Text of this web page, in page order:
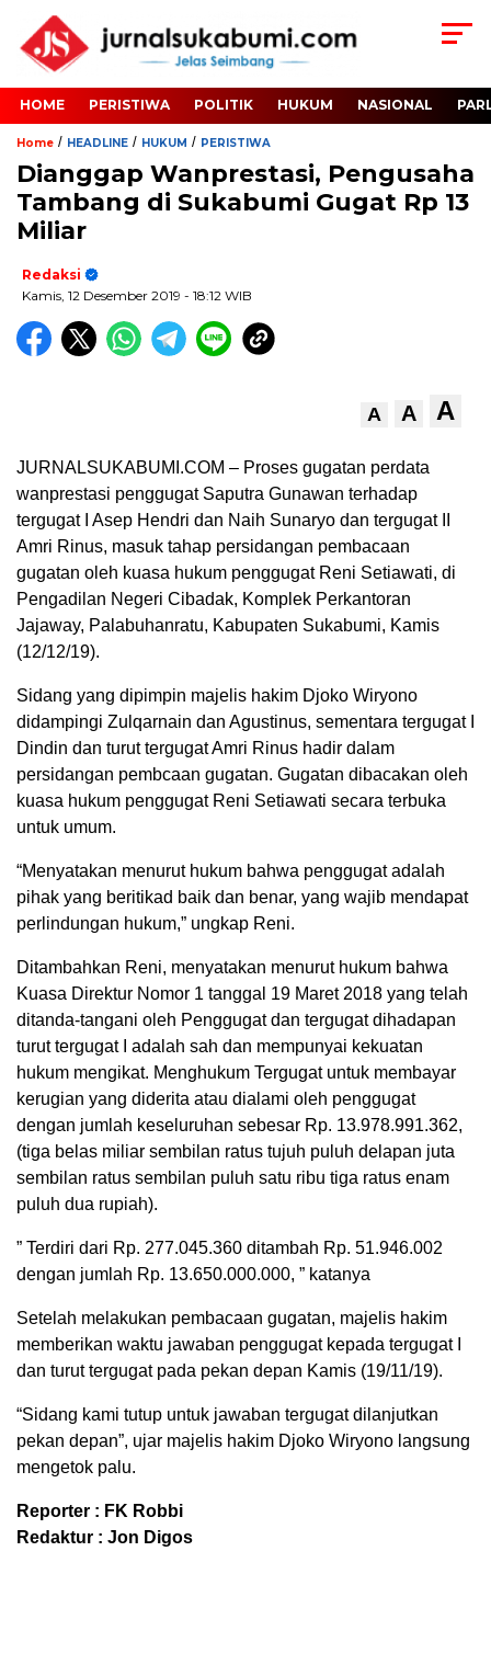
HOME PERISTIWA POLITIK HUKUM NASIONAL
Home / HEADLINE / HUKUM / PERISTIWA
Dianggap Wanprestasi, Pengusaha
Tambang di Sukabumi Gugat Rp 13
Miliar
Redaksi
Kamis, 12 Desember 2019 - 18:12 WIB
A A A
JURNALSUKABUMI.COM – Proses gugatan perdata
wanprestasi penggugat Saputra Gunawan terhadap
tergugat I Asep Hendri dan Naih Sunaryo dan tergugat II
Amri Rinus, masuk tahap persidangan pembacaan
gugatan oleh kuasa hukum penggugat Reni Setiawati, di
Pengadilan Negeri Cibadak, Komplek Perkantoran
Jajaway, Palabuhanratu, Kabupaten Sukabumi, Kamis
(12/12/19).
Sidang yang dipimpin majelis hakim Djoko Wiryono
didampingi Zulqarnain dan Agustinus, sementara tergugat I
Dindin dan turut tergugat Amri Rinus hadir dalam
persidangan pembcaan gugatan. Gugatan dibacakan oleh
kuasa hukum penggugat Reni Setiawati secara terbuka
untuk umum.
“Menyatakan menurut hukum bahwa penggugat adalah
pihak yang beritikad baik dan benar, yang wajib mendapat
perlindungan hukum,” ungkap Reni.
Ditambahkan Reni, menyatakan menurut hukum bahwa
Kuasa Direktur Nomor 1 tanggal 19 Maret 2018 yang telah
ditanda-tangani oleh Penggugat dan tergugat dihadapan
turut tergugat I adalah sah dan mempunyai kekuatan
hukum mengikat. Menghukum Tergugat untuk membayar
kerugian yang diderita atau dialami oleh penggugat
dengan jumlah keseluruhan sebesar Rp. 13.978.991.362,
(tiga belas miliar sembilan ratus tujuh puluh delapan juta
sembilan ratus sembilan puluh satu ribu tiga ratus enam
puluh dua rupiah).
” Terdiri dari Rp. 277.045.360 ditambah Rp. 51.946.002
dengan jumlah Rp. 13.650.000.000, ” katanya
Setelah melakukan pembacaan gugatan, majelis hakim
memberikan waktu jawaban penggugat kepada tergugat I
dan turut tergugat pada pekan depan Kamis (19/11/19).
“Sidang kami tutup untuk jawaban tergugat dilanjutkan
pekan depan”, ujar majelis hakim Djoko Wiryono langsung
mengetok palu.
Reporter : FK Robbi
Redaktur : Jon Digos